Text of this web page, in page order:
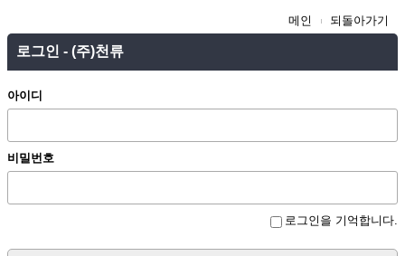
메인 되돌아가기
로그인 - (주)천류
아이디
비밀번호
로그인을 기억합니다.